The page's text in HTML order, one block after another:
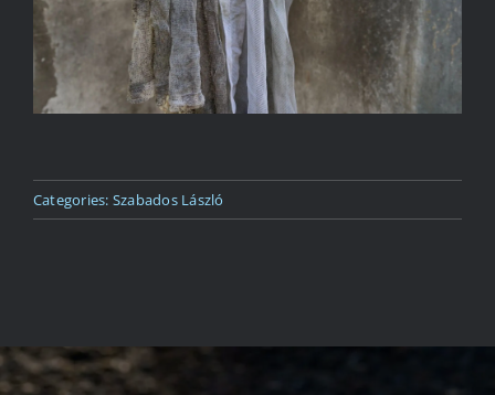
Categories: Szabados László